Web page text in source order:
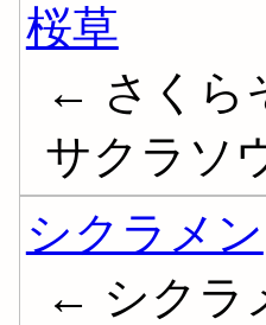
桜草
← さくら
サクラソ
シクラメン
← シクラ